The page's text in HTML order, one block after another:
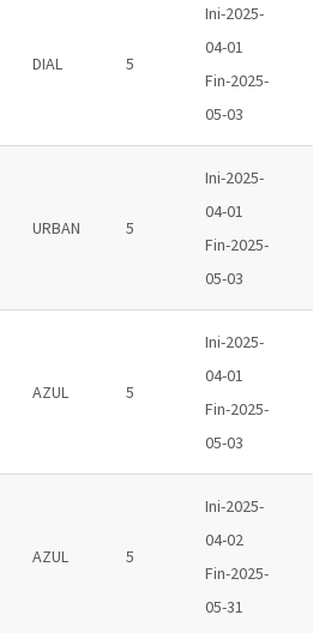
DIAL 5
Ini-2025-
04-01
Fin-2025-
05-03
URBAN 5
Ini-2025-
04-01
Fin-2025-
05-03
AZUL 5
Ini-2025-
04-01
Fin-2025-
05-03
AZUL 5
Ini-2025-
04-02
Fin-2025-
05-31